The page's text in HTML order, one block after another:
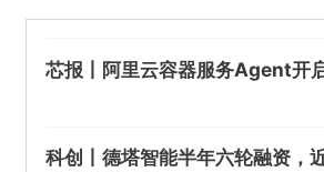
芯报丨阿里云容器服务Agent开
科创丨德塔智能半年六轮融资，